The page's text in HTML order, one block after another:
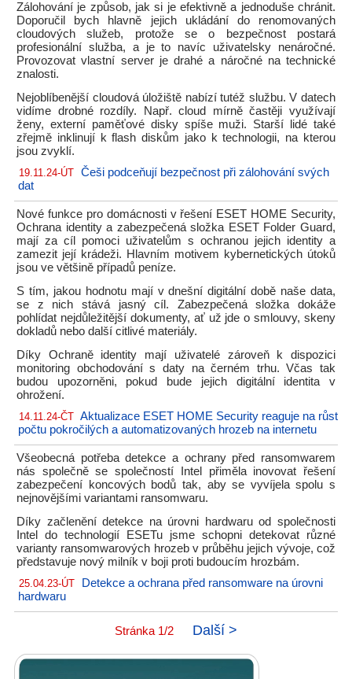
Zálohování je způsob, jak si je efektivně a jednoduše chránit.
Doporučil bych hlavně jejich ukládání do renomovaných
cloudových služeb, protože se o bezpečnost postará
profesionální služba, a je to navíc uživatelsky nenáročné.
Provozovat vlastní server je drahé a náročné na technické
znalosti.
Nejoblíbenější cloudová úložiště nabízí tutéž službu. V datech
vidíme drobné rozdíly. Např. cloud mírně častěji využívají
ženy, externí paměťové disky spíše muži. Starší lidé také
zřejmě inklinují k flash diskům jako k technologii, na kterou
jsou zvyklí.
19.11.24-ÚT Češi podceňují bezpečnost při zálohování svých
dat
Nové funkce pro domácnosti v řešení ESET HOME Security,
Ochrana identity a zabezpečená složka ESET Folder Guard,
mají za cíl pomoci uživatelům s ochranou jejich identity a
zamezit její krádeži. Hlavním motivem kybernetických útoků
jsou ve většině případů peníze.
S tím, jakou hodnotu mají v dnešní digitální době naše data,
se z nich stává jasný cíl. Zabezpečená složka dokáže
pohlídat nejdůležitější dokumenty, ať už jde o smlouvy, skeny
dokladů nebo další citlivé materiály.
Díky Ochraně identity mají uživatelé zároveň k dispozici
monitoring obchodování s daty na černém trhu. Včas tak
budou upozorněni, pokud bude jejich digitální identita v
ohrožení.
14.11.24-ČT Aktualizace ESET HOME Security reaguje na růst
počtu pokročilých a automatizovaných hrozeb na internetu
Všeobecná potřeba detekce a ochrany před ransomwarem
nás společně se společností Intel přiměla inovovat řešení
zabezpečení koncových bodů tak, aby se vyvíjela spolu s
nejnovějšími variantami ransomwaru.
Díky začlenění detekce na úrovni hardwaru od společnosti
Intel do technologií ESETu jsme schopni detekovat různé
varianty ransomwarových hrozeb v průběhu jejich vývoje, což
představuje nový milník v boji proti budoucím hrozbám.
25.04.23-ÚT
Detekce a ochrana před ransomware na úrovni
hardwaru
Stránka 1/2 Další >